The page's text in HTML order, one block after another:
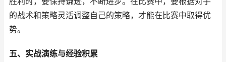
的战术和策略灵活调整自己的策略，才能在比赛中取得优
势。
五、实战演练与经验积累